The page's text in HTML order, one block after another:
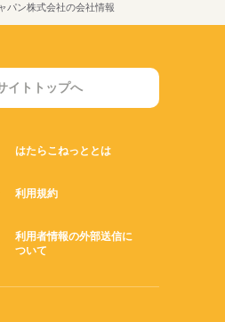
パン株式会社の会社情報
イトトップへ
はたらこねっととは
利用規約
利用者情報の外部送信に
ついて